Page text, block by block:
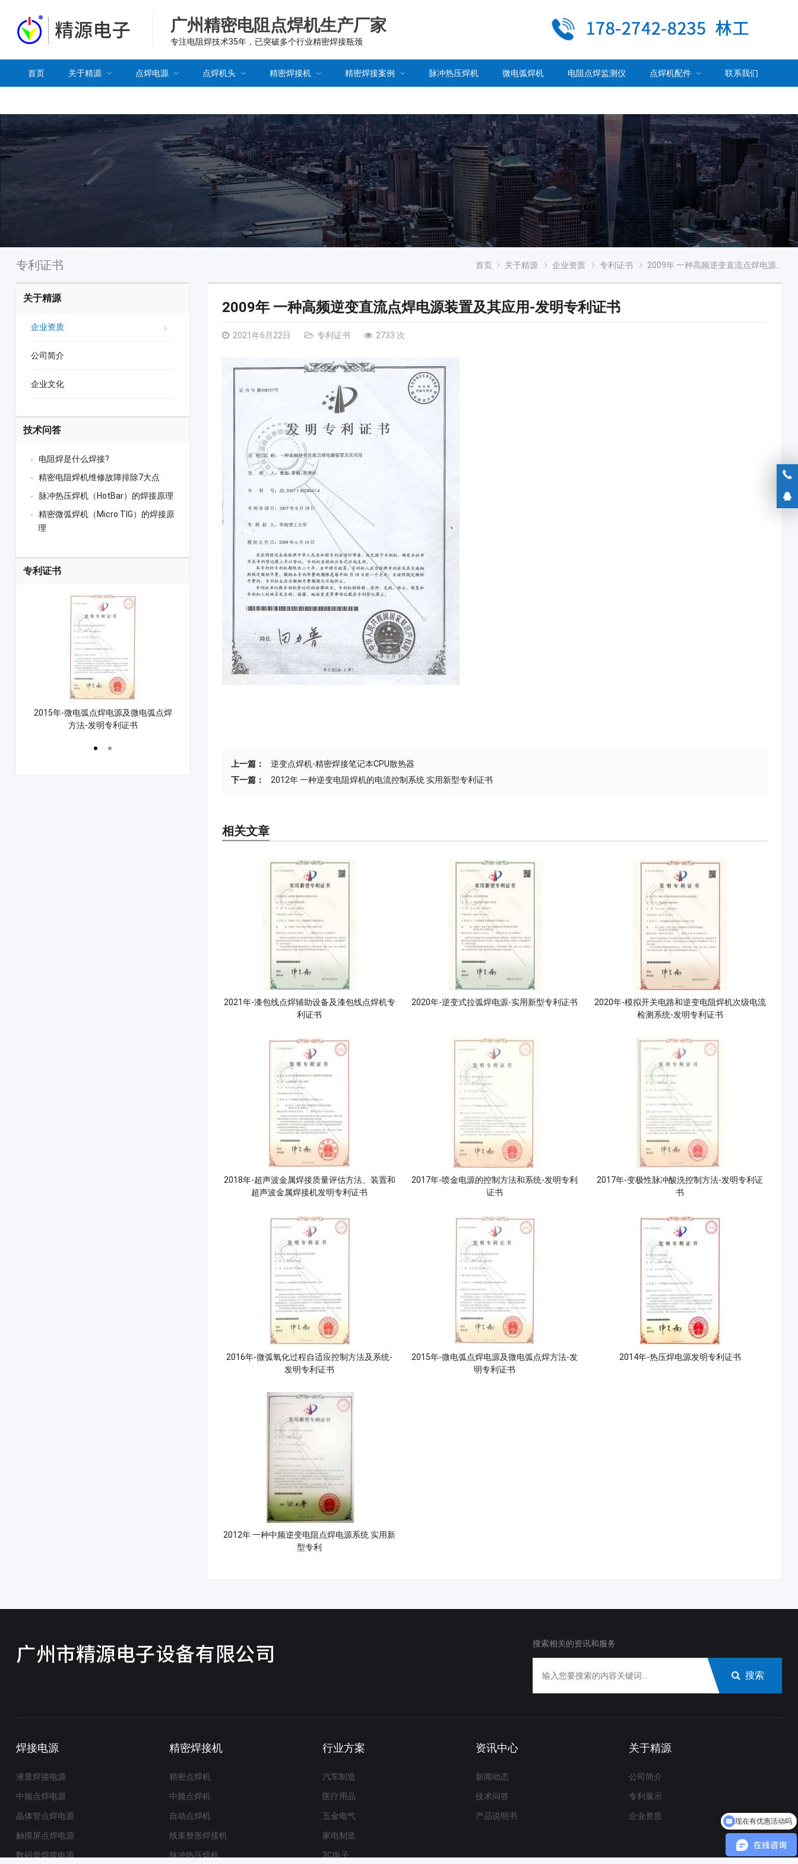
广州精密电阻点焊机生产厂家
专注电阻焊技术35年，已突破多个行业精密焊接瓶颈
首页 关于精源 点焊电源 点焊机头 精密焊接机 精密焊接案例 脉冲热压焊机 微电弧焊机 电阻点焊监测仪 点焊机配件 联系我们
专利证书 首页 关于精源 企业资质 专利证书 2009年 一种高频逆变直流点焊电源装置及其应用-发明专利证书
2009年 一种高频逆变直流点焊电源装置及其应用-发明专利证书
2021年6月22日 专利证书 2733 次
上一篇：
逆变点焊机-精密焊接笔记本CPU散热器
下一篇：
2012年 一种逆变电阻焊机的电流控制系统 实用新型专利证书
相关文章
2021年-漆包线点焊辅助设备及漆包线点焊机专
利证书
2020年-逆变式拉弧焊电源-实用新型专利证书
2020年-模拟开关电路和逆变电阻焊机次级电流
检测系统-发明专利证书
2018年-超声波金属焊接质量评估方法、装置和
超声波金属焊接机发明专利证书
2017年-喷金电源的控制方法和系统-发明专利
证书
2017年-变极性脉冲酸洗控制方法-发明专利证
书
2016年-微弧氧化过程自适应控制方法及系统-
发明专利证书
2015年-微电弧点焊电源及微电弧点焊方法-发
明专利证书
2014年-热压焊电源发明专利证书
2012年 一种中频逆变电阻点焊电源系统 实用新
型专利
关于精源
企业资质
公司简介
企业文化
技术问答
电阻焊是什么焊接?
精密电阻焊机维修故障排除7大点
脉冲热压焊机（HotBar）的焊接原理
精密微弧焊机（Micro TIG）的焊接原
理
专利证书
2015年-微电弧点焊电源及微电弧点焊
方法-发明专利证书
搜索相关的资讯和服务
搜索
焊接电源
液显焊接电源
中频点焊电源
晶体管点焊电源
触摸屏点焊电源
数码管焊接电源
精密焊接机
精密点焊机
中频点焊机
自动点焊机
线束整形焊接机
脉冲热压焊机
行业方案
汽车制造
医疗用品
五金电气
家电制造
3C电子
资讯中心
新闻动态
技术问答
产品说明书
关于精源
公司简介
专利展示
企业资质
现在有优惠活动吗